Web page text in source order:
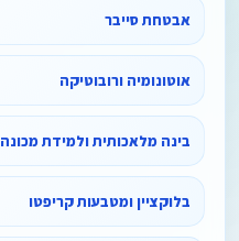
אבטחת סייבר
אוטונומיה ורובוטיקה
בינה מלאכותית ולמידת מכונה
בלוקציין ומטבעות קריפטו